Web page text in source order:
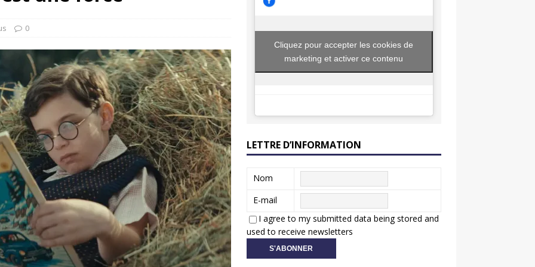
Honda dévoile un spot publicitaire… confiné!
0
Cliquez pour accepter les cookies de
marketing et activer ce contenu
LETTRE D’INFORMATION
Nom
E-mail
I agree to my submitted data being stored and
used to receive newsletters